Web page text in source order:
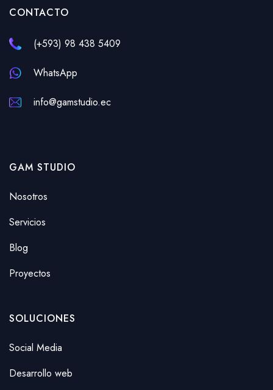
CONTACTO
(+593) 98 438 5409
WhatsApp
info@gamstudio.ec
GAM STUDIO
Nosotros
Servicios
Blog
Proyectos
SOLUCIONES
Social Media
Desarrollo web